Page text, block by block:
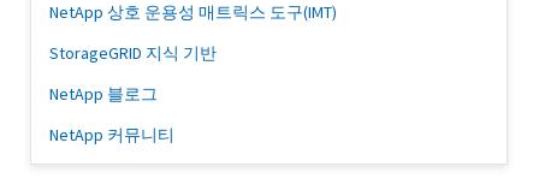
NetApp 상호 운용성 매트릭스 도구(IMT)
StorageGRID 지식 기반
NetApp 블로그
NetApp 커뮤니티